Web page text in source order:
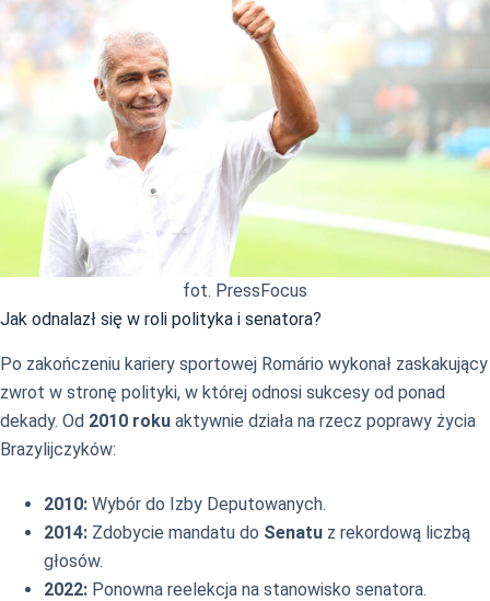
fot. PressFocus
Jak odnalazł się w roli polityka i senatora?
Po zakończeniu kariery sportowej Romário wykonał zaskakujący
zwrot w stronę polityki, w której odnosi sukcesy od ponad
dekady. Od 2010 roku aktywnie działa na rzecz poprawy życia
Brazylijczyków:
2010: Wybór do Izby Deputowanych.
2014: Zdobycie mandatu do Senatu z rekordową liczbą
głosów.
2022: Ponowna reelekcja na stanowisko senatora.